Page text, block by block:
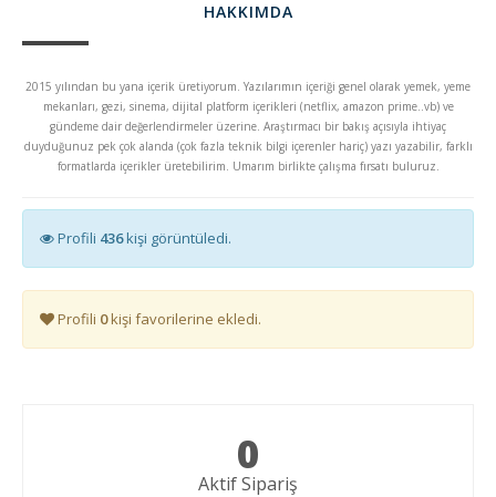
HAKKIMDA
2015 yılından bu yana içerik üretiyorum. Yazılarımın içeriği genel olarak yemek, yeme
mekanları, gezi, sinema, dijital platform içerikleri (netflix, amazon prime..vb) ve
gündeme dair değerlendirmeler üzerine. Araştırmacı bir bakış açısıyla ihtiyaç
duyduğunuz pek çok alanda (çok fazla teknik bilgi içerenler hariç) yazı yazabilir, farklı
formatlarda içerikler üretebilirim. Umarım birlikte çalışma fırsatı buluruz.
Profili 436kişi görüntüledi.
Profili 0kişi favorilerine ekledi.
0
Aktif Sipariş